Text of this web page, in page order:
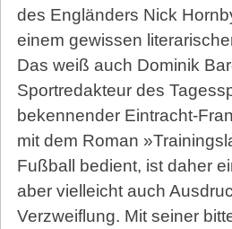
des Engländers Nick
einem gewissen
Das weiß auch Dominik
Sportredakteur des
bekennender Eintracht-
mit dem Roman
Fußball bedient, ist daher
aber vielleicht auch
Verzweiflung. Mit seiner